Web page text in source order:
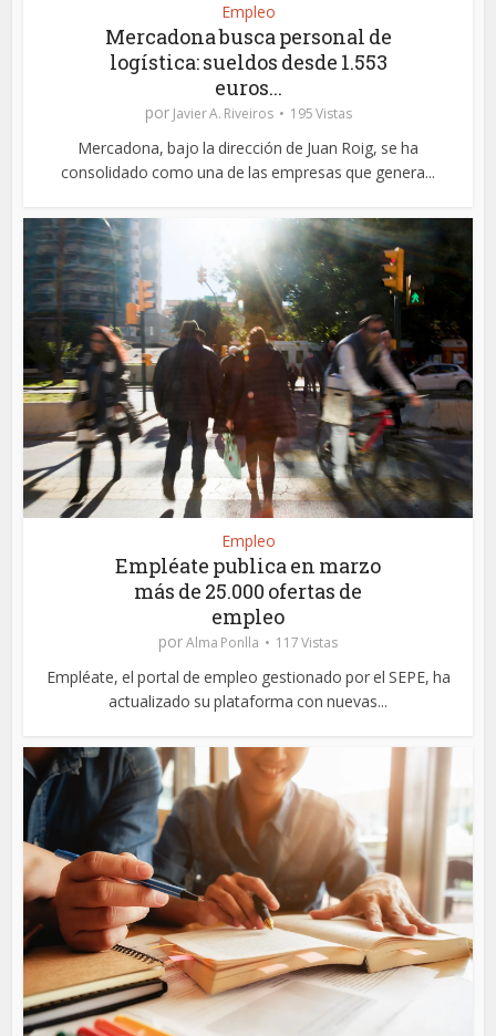
Empleo
Mercadona busca personal de
logística: sueldos desde 1.553
euros...
por Javier A. Riveiros 195 Vistas
Mercadona, bajo la dirección de Juan Roig, se ha
consolidado como una de las empresas que genera...
Empleo
Empléate publica en marzo
más de 25.000 ofertas de
empleo
porAlma Ponlla 117 Vistas
Empléate, el portal de empleo gestionado por el SEPE, ha
actualizado su plataforma con nuevas...